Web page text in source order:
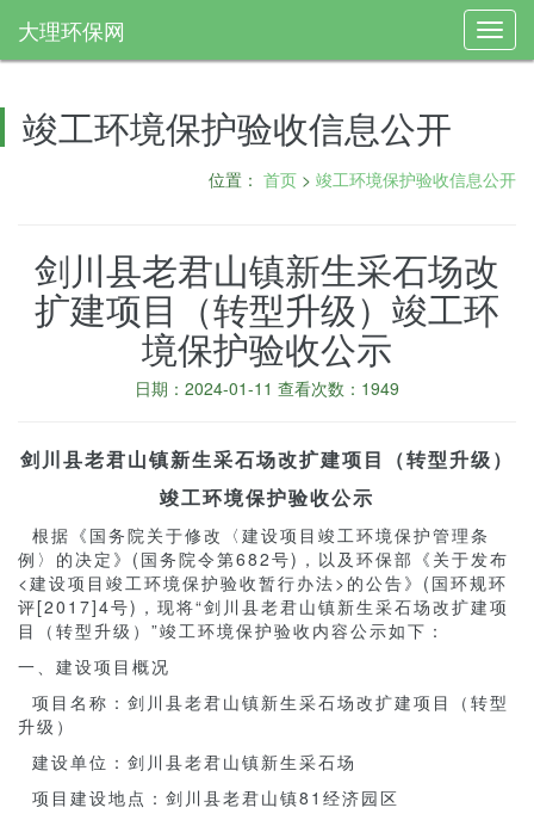
大理环保网
竣工环境保护验收信息公开
位置： 首页 > 竣工环境保护验收信息公开
剑川县老君山镇新生采石场改
扩建项目（转型升级）竣工环
境保护验收公示
日期：2024-01-11 查看次数：1949
剑川县老君山镇新生采石场改扩建项目（转型升级）
竣工环境保护验收公示
根据《国务院关于修改〈建设项目竣工环境保护管理条
例〉的决定》(国务院令第682号)，以及环保部《关于发布
<建设项目竣工环境保护验收暂行办法>的公告》(国环规环
评[2017]4号)，现将“剑川县老君山镇新生采石场改扩建项
目（转型升级）”竣工环境保护验收内容公示如下：
一、建设项目概况
项目名称：剑川县老君山镇新生采石场改扩建项目（转型
升级）
建设单位：剑川县老君山镇新生采石场
项目建设地点：剑川县老君山镇81经济园区